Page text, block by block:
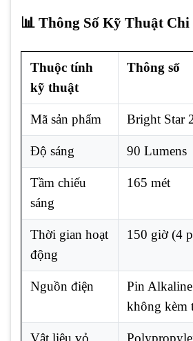
📊 Thông Số Kỹ Thuật
Thuộc tính
kỹ thuật
Thông số
Mã sản phẩm Bright Star
Độ sáng 90 Lumens
Tầm chiếu
sáng
165 mét
Thời gian hoạt
động
150 giờ (4
Nguồn điện
Pin
không kèm
Vật liệu vỏ